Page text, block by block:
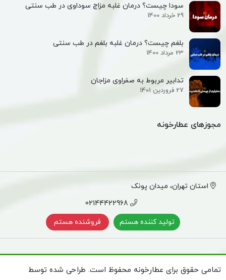
سودا چیست؟ درمان غلبه مزاج سوداوی در طب سنتی
29 خرداد 1400
بلغم چیست؟ درمان غلبه بلغم در طب سنتی
23 مرداد 1400
تدابیر مربوط به صفراوی مزاجان
27 فروردین 1401
مجوزهای عطارخونه
استان تهران، میدان پونک
02144422968
تولید کننده هستم
فروشنده هستم
تمامی حقوق برای عطارخونه محفوظ است. طراحی شده توسط